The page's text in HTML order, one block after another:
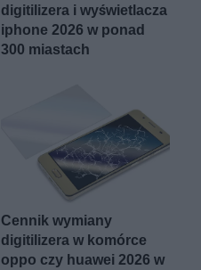
digitilizera i wyświetlacza
iphone 2026 w ponad
300 miastach
Cennik wymiany
digitilizera w komórce
oppo czy huawei 2026 w